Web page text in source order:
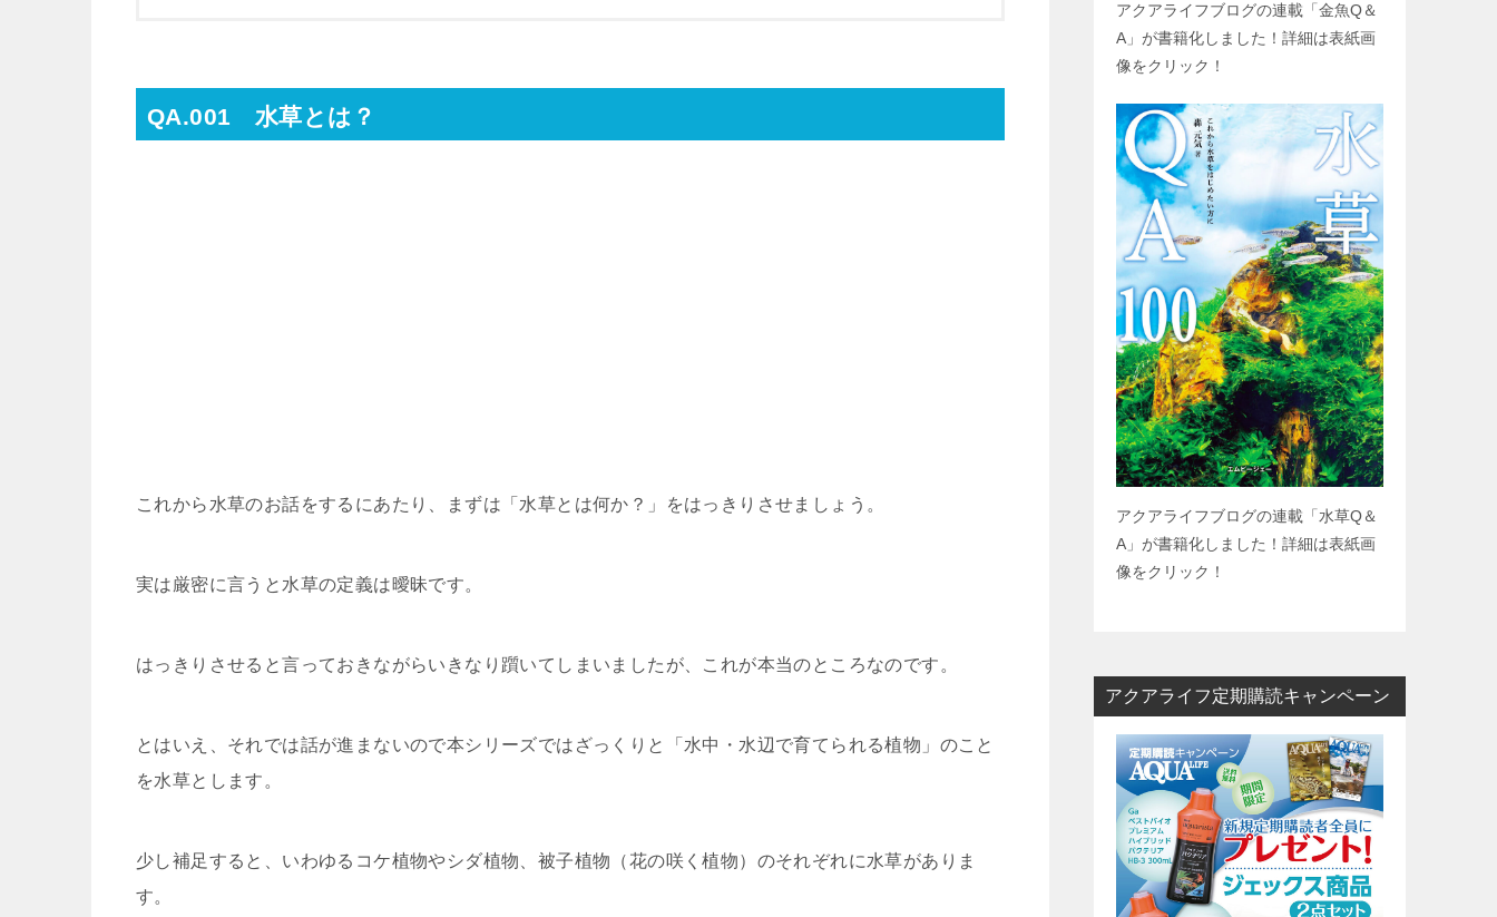
QA.001 水草とは？
これから水草のお話をするにあたり、まずは「水草とは何か？」をはっきりさせましょう。
実は厳密に言うと水草の定義は曖昧です。
はっきりさせると言っておきながらいきなり躓いてしまいましたが、これが本当のところなのです。
とはいえ、それでは話が進まないので本シリーズではざっくりと「水中・水辺で育てられる植物」のこと
を水草とします。
少し補足すると、いわゆるコケ植物やシダ植物、被子植物（花の咲く植物）のそれぞれに水草がありま
す。
アクアライフブログの連載「金魚Q＆
A 」が書籍化しました！詳細は表紙画
像をクリック！
アクアライフブログの連載「水草Q＆
A 」が書籍化しました！詳細は表紙画
像をクリック！
アクアライフ定期購読キャンペーン